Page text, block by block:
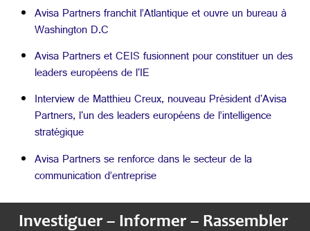
Avisa Partners franchit l’Atlantique et ouvre un bureau à
Washington D.C
Avisa Partners et CEIS fusionnent pour constituer un des
leaders européens de l'IE
Interview de Matthieu Creux, nouveau Président d'Avisa
Partners, l'un des leaders européens de l’intelligence
stratégique
Avisa Partners se renforce dans le secteur de la
communication d’entreprise
Investiguer – Informer – Rassembler